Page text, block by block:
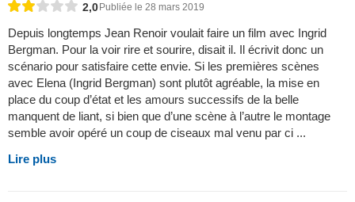
2,0 Publiée le 28 mars 2019
Depuis longtemps Jean Renoir voulait faire un film avec Ingrid
Bergman. Pour la voir rire et sourire, disait il. Il écrivit donc un
scénario pour satisfaire cette envie. Si les premières scènes
avec Elena (Ingrid Bergman) sont plutôt agréable, la mise en
place du coup d’état et les amours successifs de la belle
manquent de liant, si bien que d’une scène à l’autre le montage
semble avoir opéré un coup de ciseaux mal venu par ci ...
Lire plus